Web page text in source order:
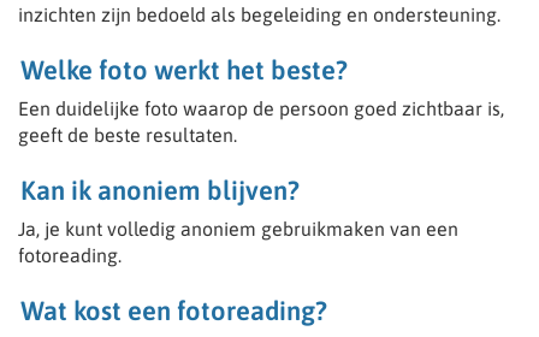
inzichten zijn bedoeld als begeleiding en ondersteuning.
Welke foto werkt het beste?
Een duidelijke foto waarop de persoon goed zichtbaar is,
geeft de beste resultaten.
Kan ik anoniem blijven?
Ja, je kunt volledig anoniem gebruikmaken van een
fotoreading.
Wat kost een fotoreading?